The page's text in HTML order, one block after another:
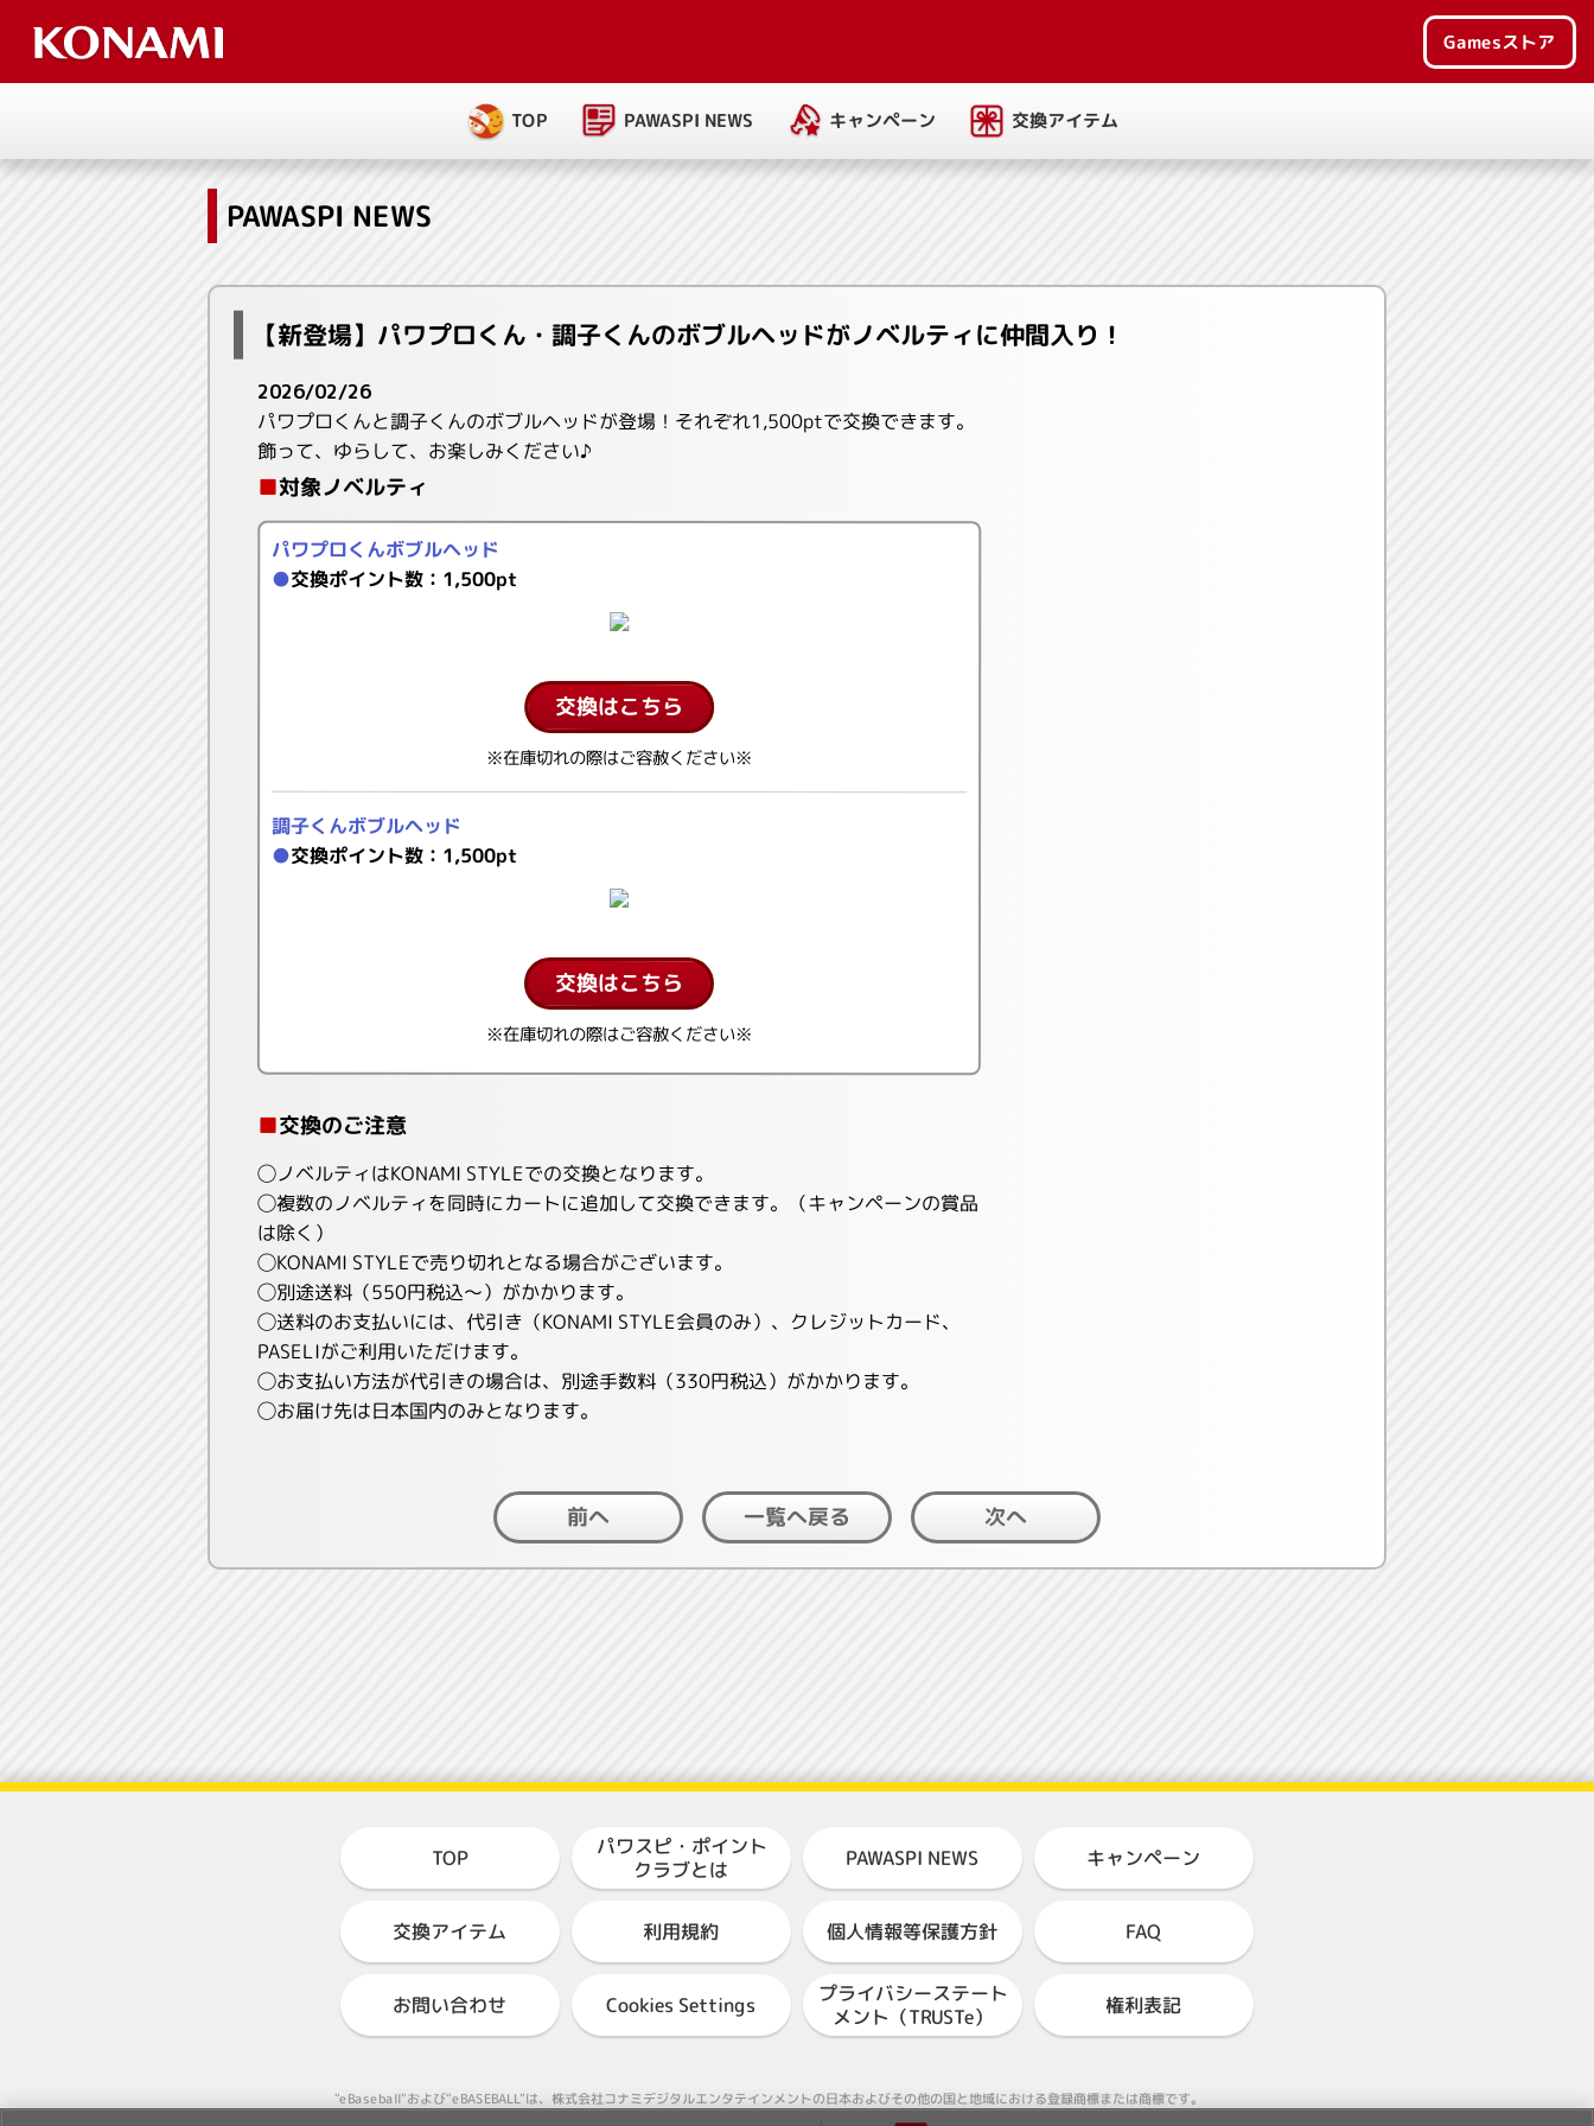
Gamesストア
TOP PAWASPI NEWS キャンペーン 交換アイテム
PAWASPI NEWS
【新登場】パワプロくん・調子くんのボブルヘッドがノベルティに仲間入り！
2026/02/26
パワプロくんと調子くんのボブルヘッドが登場！それぞれ1,500ptで交換できます。
飾って、ゆらして、お楽しみください♪
■対象ノベルティ
パワプロくんボブルヘッド
●交換ポイント数：1,500pt
交換はこちら
※在庫切れの際はご容赦ください※
調子くんボブルヘッド
●交換ポイント数：1,500pt
交換はこちら
※在庫切れの際はご容赦ください※
■交換のご注意
◯ノベルティはKONAMI STYLEでの交換となります。
◯複数のノベルティを同時にカートに追加して交換できます。（キャンペーンの賞品
は除く）
◯KONAMI STYLEで売り切れとなる場合がございます。
◯別途送料（550円税込～）がかかります。
◯送料のお支払いには、代引き（KONAMI STYLE会員のみ）、クレジットカード、
PASELIがご利用いただけます。
◯お支払い方法が代引きの場合は、別途手数料（330円税込）がかかります。
◯お届け先は日本国内のみとなります。
前へ 一覧へ戻る 次へ
TOP パワスピ・ポイント
クラブとは PAWASPI NEWS キャンペーン
交換アイテム 利用規約 個人情報等保護方針 FAQ
お問い合わせ Cookies Settings プライバシーステート
メント（TRUSTe） 権利表記
"eBaseball"および"eBASEBALL"は、株式会社コナミデジタルエンタテインメントの日本およびその他の国と地域における登録商標または商標です。